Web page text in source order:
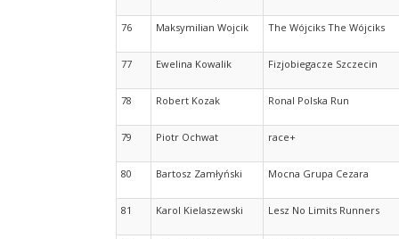
76 Maksymilian Wojcik The Wójciks The Wójciks
77 Ewelina Kowalik Fizjobiegacze Szczecin
78 Robert Kozak Ronal Polska Run
79 Piotr Ochwat race+
80 Bartosz Zamłyński Mocna Grupa Cezara
81 Karol Kielaszewski Lesz No Limits Runners